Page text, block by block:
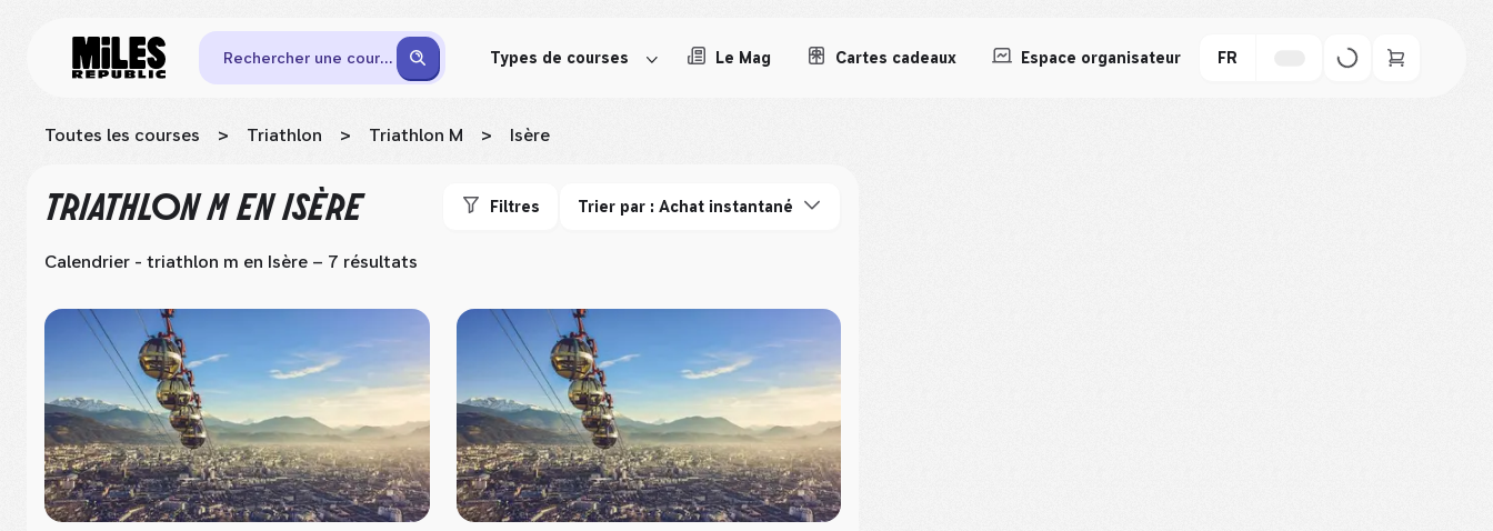
Rechercher une course Types de courses Le Mag Cartes cadeaux Espace organisateur FR
Toutes les courses > Triathlon > Triathlon M > Isère
TRIATHLON MEN ISÈRE Filtres Trier par : Achat instantané
Calendrier - triathlon m en Isère – 7 résultats